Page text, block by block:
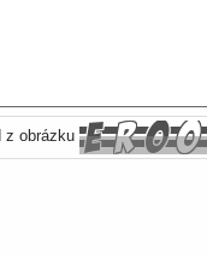
z obrázku